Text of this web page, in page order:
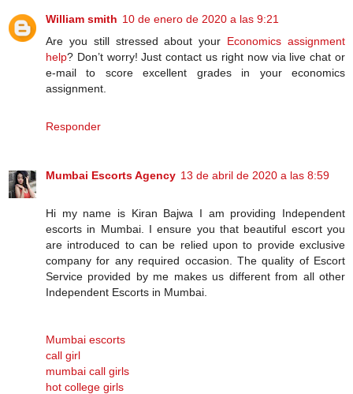
William smith 10 de enero de 2020 a las 9:21
Are you still stressed about your Economics assignment
help? Don’t worry! Just contact us right now via live chat or
e-mail to score excellent grades in your economics
assignment.
Responder
Mumbai Escorts Agency 13 de abril de 2020 a las 8:59
Hi my name is Kiran Bajwa I am providing Independent
escorts in Mumbai. I ensure you that beautiful escort you
are introduced to can be relied upon to provide exclusive
company for any required occasion. The quality of Escort
Service provided by me makes us different from all other
Independent Escorts in Mumbai.
Mumbai escorts
call girl
mumbai call girls
hot college girls